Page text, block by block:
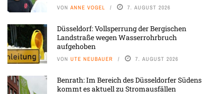
VON ANNE VOGEL 7. AUGUST 2026
Düsseldorf: Vollsperrung der Bergischen
Landstraße wegen Wasserrohrbruch
aufgehoben
VON UTE NEUBAUER 7. AUGUST 2026
Benrath: Im Bereich des Düsseldorfer Südens
kommt es aktuell zu Stromausfällen